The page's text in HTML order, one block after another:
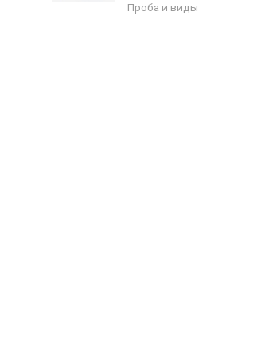
Проба и виды